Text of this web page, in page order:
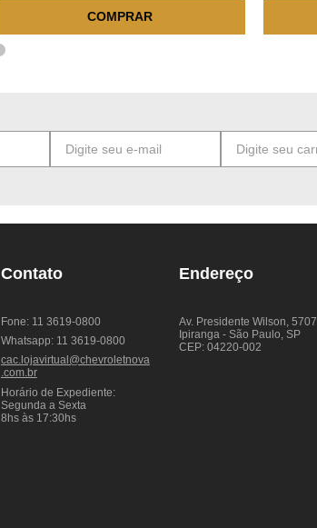
COMPRAR
Contato
Fone: 11 3619-0800
Whatsapp: 11 3619-0800
cac.lojavirtual@chevroletnova
.com.br
Horário de Expediente:
Segunda a Sexta
8hs às 17:30hs
Endereço
Av. Presidente Wilson, 5707
Ipiranga - São Paulo, SP
CEP: 04220-002